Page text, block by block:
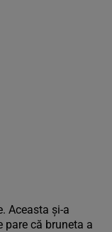
Aceasta și-a
că bruneta a